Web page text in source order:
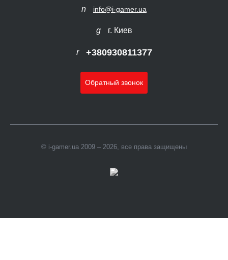
info@i-gamer.ua
г. Киев
+380930811377
Обратный звонок
© i-gamer.ua 2009 – 2026, все права защищены